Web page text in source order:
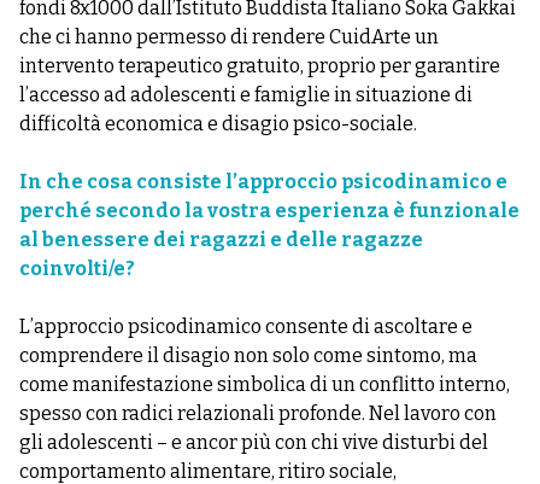
fondi 8x1000 dall’Istituto Buddista Italiano Soka Gakkai
che ci hanno permesso di rendere CuidArte un
intervento terapeutico gratuito, proprio per garantire
l’accesso ad adolescenti e famiglie in situazione di
difficoltà economica e disagio psico-sociale.
In che cosa consiste l’approccio psicodinamico e
perché secondo la vostra esperienza è funzionale
al benessere dei ragazzi e delle ragazze
coinvolti/e?
L’approccio psicodinamico consente di ascoltare e
comprendere il disagio non solo come sintomo, ma
come manifestazione simbolica di un conflitto interno,
spesso con radici relazionali profonde. Nel lavoro con
gli adolescenti – e ancor più con chi vive disturbi del
comportamento alimentare, ritiro sociale,